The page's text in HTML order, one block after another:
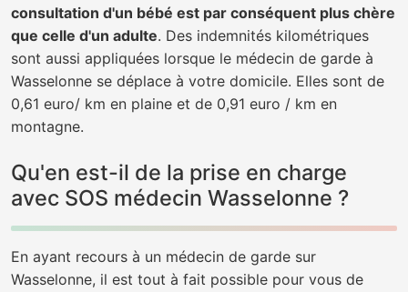
consultation d'un bébé est par conséquent plus chère
que celle d'un adulte. Des indemnités kilométriques
sont aussi appliquées lorsque le médecin de garde à
Wasselonne se déplace à votre domicile. Elles sont de
0,61 euro/ km en plaine et de 0,91 euro / km en
montagne.
Qu'en est-il de la prise en charge
avec SOS médecin Wasselonne ?
En ayant recours à un médecin de garde sur
Wasselonne, il est tout à fait possible pour vous de